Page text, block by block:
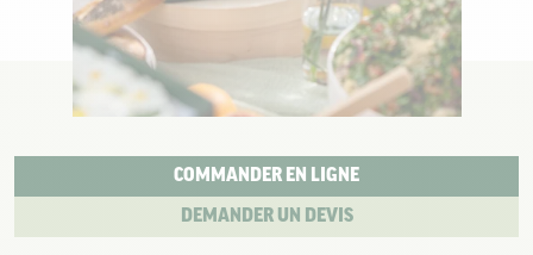
COMMANDER EN LIGNE
DEMANDER UN DEVIS